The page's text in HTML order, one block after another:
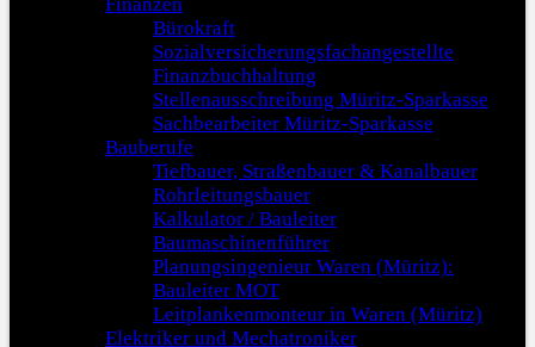
Bürokraft
Sozialversicherungsfachangestellte
Finanzbuchhaltung
Stellenausschreibung Müritz-Sparkasse
Sachbearbeiter Müritz-Sparkasse
Bauberufe
Tiefbauer, Straßenbauer & Kanalbauer
Rohrleitungsbauer
Kalkulator / Bauleiter
Baumaschinenführer
Planungsingenieur Waren (Müritz):
Bauleiter MOT
Leitplankenmonteur in Waren (Müritz)
Elektriker und Mechatroniker